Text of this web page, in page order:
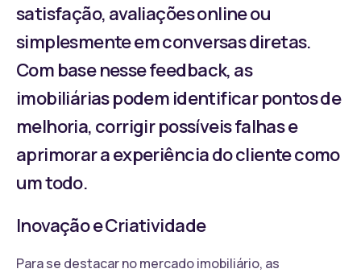
satisfação, avaliações online ou
simplesmente em conversas diretas.
Com base nesse feedback, as
imobiliárias podem identificar pontos de
melhoria, corrigir possíveis falhas e
aprimorar a experiência do cliente como
um todo.
Inovação e Criatividade
Para se destacar no mercado imobiliário, as